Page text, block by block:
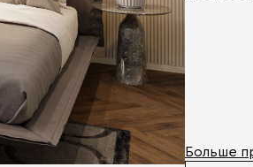
Больше